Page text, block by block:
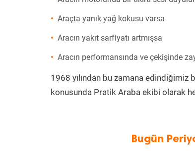
Araçta yanık yağ kokusu varsa
Aracın yakıt sarfiyatı artmışsa
Aracın performansında ve çekişinde
1968 yılından bu zamana edindiğimiz
konusunda Pratik Araba ekibi olarak
Bugün